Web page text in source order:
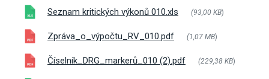
Seznam kritických výkonů 010.xls (93,00 KB)
Zpráva_o_výpočtu_RV_010.pdf (1,07 MB)
Číselník_DRG_markerů_010 (2).pdf (229,38 KB)